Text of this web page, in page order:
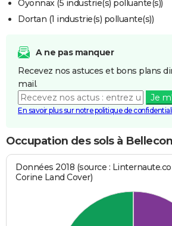
Oyonnax (5 industrie(s) polluante(s))
Dortan (1 industrie(s) polluante(s))
A ne pas manquer
Recevez nos astuces et bons plans
mail.
Je
En savoir plus sur notre politique de
Occupation des sols à
Données 2018 (source :
Corine Land Cover)